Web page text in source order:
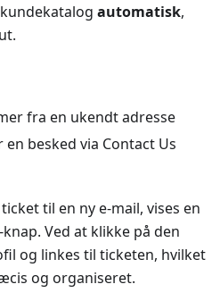
automatisk,
fra en ukendt adresse
besked via Contact Us
til en ny e-mail, vises en
-knap. Ved at klikke på den
og linkes til ticketen, hvilket
og organiseret.